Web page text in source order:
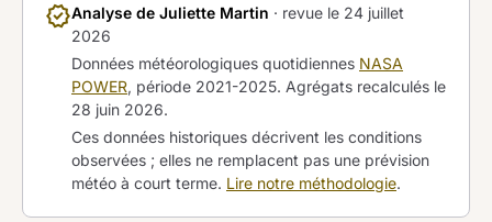
verifiedAnalyse de Juliette Martin · revue le 24 juillet
2026
Données météorologiques quotidiennes NASA
POWER, période 2021-2025. Agrégats recalculés le
28 juin 2026.
Ces données historiques décrivent les conditions
observées ; elles ne remplacent pas une prévision
météo à court terme. Lire notre méthodologie.